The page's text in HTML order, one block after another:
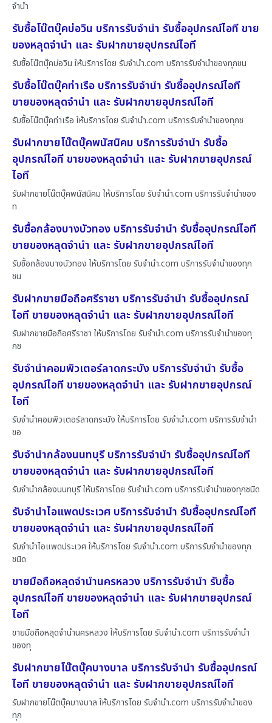
จำนำ
รับซื้อโน๊ตบุ๊คบ่อวิน บริการรับจำนำ รับซื้ออุปกรณ์ไอที ขาย
ของหลุดจำนำ และ รับฝากขายอุปกรณ์ไอที
รับซื้อโน๊ตบุ๊คบ่อวิน ให้บริการโดย รับจํานํา.com บริการรับจำนำของทุกชน
รับซื้อโน๊ตบุ๊คท่าเรือ บริการรับจำนำ รับซื้ออุปกรณ์ไอที
ขายของหลุดจำนำ และ รับฝากขายอุปกรณ์ไอที
รับซื้อโน๊ตบุ๊คท่าเรือ ให้บริการโดย รับจํานํา.com บริการรับจำนำของทุกช
รับฝากขายโน๊ตบุ๊คพนัสนิคม บริการรับจำนำ รับซื้อ
อุปกรณ์ไอที ขายของหลุดจำนำ และ รับฝากขายอุปกรณ์
ไอที
รับฝากขายโน๊ตบุ๊คพนัสนิคม ให้บริการโดย รับจํานํา.com บริการรับจำนำของ
ท
รับซื้อกล้องบางบัวทอง บริการรับจำนำ รับซื้ออุปกรณ์ไอที
ขายของหลุดจำนำ และ รับฝากขายอุปกรณ์ไอที
รับซื้อกล้องบางบัวทอง ให้บริการโดย รับจํานํา.com บริการรับจำนำของทุก
ชน
รับฝากขายมือถือศรีราชา บริการรับจำนำ รับซื้ออุปกรณ์
ไอที ขายของหลุดจำนำ และ รับฝากขายอุปกรณ์ไอที
รับฝากขายมือถือศรีราชา ให้บริการโดย รับจํานํา.com บริการรับจำนำของทุ
กช
รับจำนำคอมพิวเตอร์ลาดกระบัง บริการรับจำนำ รับซื้อ
อุปกรณ์ไอที ขายของหลุดจำนำ และ รับฝากขายอุปกรณ์
ไอที
รับจำนำคอมพิวเตอร์ลาดกระบัง ให้บริการโดย รับจํานํา.com บริการรับจำนำ
ขอ
รับจำนำกล้องนนทบุรี บริการรับจำนำ รับซื้ออุปกรณ์ไอที
ขายของหลุดจำนำ และ รับฝากขายอุปกรณ์ไอที
รับจำนำกล้องนนทบุรี ให้บริการโดย รับจํานํา.com บริการรับจำนำของทุกชนิด
รับจำนำไอแพดประเวศ บริการรับจำนำ รับซื้ออุปกรณ์ไอที
ขายของหลุดจำนำ และ รับฝากขายอุปกรณ์ไอที
รับจำนำไอแพดประเวศ ให้บริการโดย รับจํานํา.com บริการรับจำนำของทุก
ชนิด
ขายมือถือหลุดจำนำนครหลวง บริการรับจำนำ รับซื้อ
อุปกรณ์ไอที ขายของหลุดจำนำ และ รับฝากขายอุปกรณ์
ไอที
ขายมือถือหลุดจำนำนครหลวง ให้บริการโดย รับจํานํา.com บริการรับจำนำ
ของทุ
รับฝากขายโน๊ตบุ๊คบางบาล บริการรับจำนำ รับซื้ออุปกรณ์
ไอที ขายของหลุดจำนำ และ รับฝากขายอุปกรณ์ไอที
รับฝากขายโน๊ตบุ๊คบางบาล ให้บริการโดย รับจํานํา.com บริการรับจำนำของ
ทุก